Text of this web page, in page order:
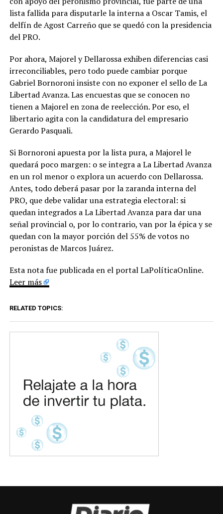
lista fallida para disputarle la interna a Oscar Tamis, el
delfín de Agost Carreño que se quedó con la presidencia
del PRO.
Por ahora, Majorel y Dellarossa exhiben diferencias casi
irreconciliables, pero todo puede cambiar porque
Gabriel Bornoroni insiste con no exponer el sello de La
Libertad Avanza. Las encuestas que se conocen no
tienen a Majorel en zona de reelección. Por eso, el
libertario agita con la candidatura del empresario
Gerardo Pasquali.
Si Bornoroni apuesta por la lista pura, a Majorel le
quedará poco margen: o se integra a La Libertad Avanza
en un rol menor o explora un acuerdo con Dellarossa.
Antes, todo deberá pasar por la zaranda interna del
PRO, que debe validar una estrategia electoral: si
quedan integrados a La Libertad Avanza para dar una
señal provincial o, por lo contrario, van por la épica y se
quedan con la mayor porción del 55% de votos no
peronistas de Marcos Juárez.
Esta nota fue publicada en el portal LaPolíticaOnline.
Leer más
RELATED TOPICS: